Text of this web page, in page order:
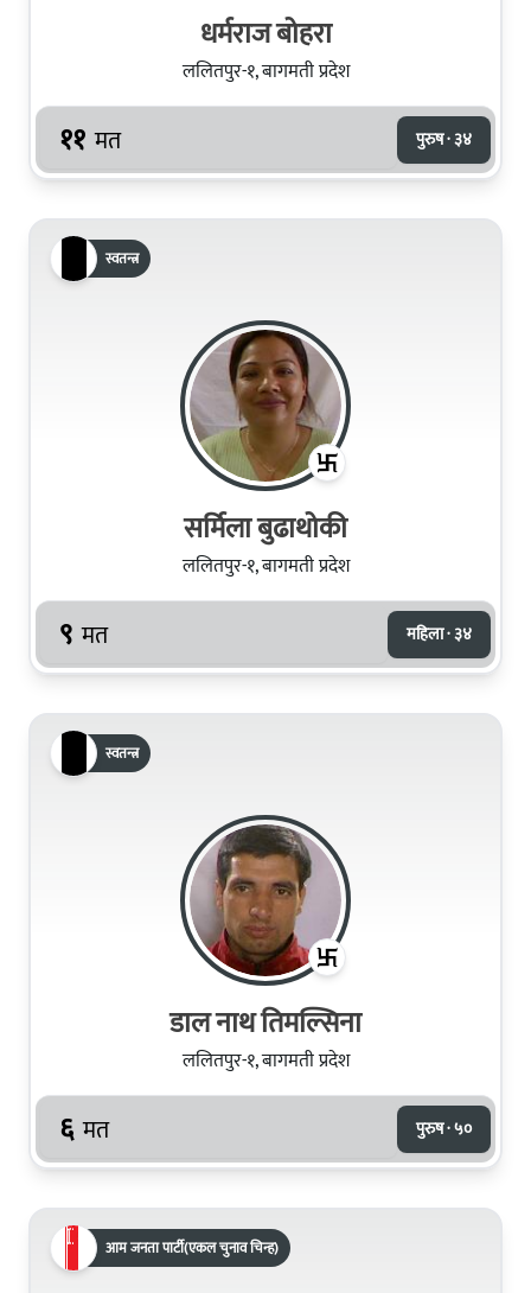
धर्मराज बोहरा
ललितपुर-१, बागमती प्रदेश
११ मत पुरुष · ३४
स्वतन्त्र
सर्मिला बुढाथोकी
ललितपुर-१, बागमती प्रदेश
९ मत महिला · ३४
स्वतन्त्र
डाल नाथ तिमल्सिना
ललितपुर-१, बागमती प्रदेश
६ मत पुरुष · ५०
आम जनता पार्टी(एकल चुनाव चिन्ह)